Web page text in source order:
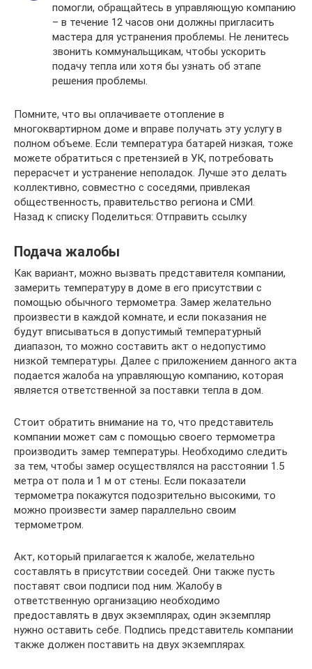
помогли, обращайтесь в управляющую компанию
– в течение 12 часов они должны пригласить
мастера для устранения проблемы. Не ленитесь
звонить коммунальщикам, чтобы ускорить
подачу тепла или хотя бы узнать об этапе
решения проблемы.
Помните, что вы оплачиваете отопление в
многоквартирном доме и вправе получать эту услугу в
полном объеме. Если температура батарей низкая, тоже
можете обратиться с претензией в УК, потребовать
перерасчет и устранение неполадок. Лучше это делать
коллективно, совместно с соседями, привлекая
общественность, правительство региона и СМИ.
Назад к списку Поделиться: Отправить ссылку
Подача жалобы
Как вариант, можно вызвать представителя компании,
замерить температуру в доме в его присутствии с
помощью обычного термометра. Замер желательно
произвести в каждой комнате, и если показания не
будут вписываться в допустимый температурный
диапазон, то можно составить акт о недопустимо
низкой температуры. Далее с приложением данного акта
подается жалоба на управляющую компанию, которая
является ответственной за поставки тепла в дом.
Стоит обратить внимание на то, что представитель
компании может сам с помощью своего термометра
производить замер температуры. Необходимо следить
за тем, чтобы замер осуществлялся на расстоянии 1.5
метра от пола и 1 м от стены. Если показатели
термометра покажутся подозрительно высокими, то
можно произвести замер параллельно своим
термометром.
Акт, который прилагается к жалобе, желательно
составлять в присутствии соседей. Они также пусть
поставят свои подписи под ним. Жалобу в
ответственную организацию необходимо
предоставлять в двух экземплярах, один экземпляр
нужно оставить себе. Подпись представитель компании
также должен поставить на двух экземплярах.